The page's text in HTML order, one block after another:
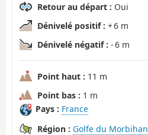
Retour au départ : Oui
Dénivelé positif : + 6 m
Dénivelé négatif : - 6 m
Point haut : 11 m
Point bas : 1 m
Pays : France
Région : Golfe du Morbihan